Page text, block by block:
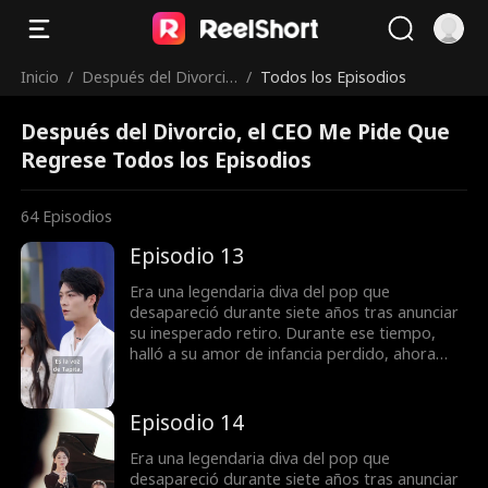
Inicio / Después del Divorci
e Regrese
/ Todos los Episodios
Después del Divorcio, el CEO Me Pide Que
Regrese Todos los Episodios
64 Episodios
Episodio 13
Era una legendaria diva del pop que
desapareció durante siete años tras anunciar
su inesperado retiro. Durante ese tiempo,
halló a su amor de infancia perdido, ahora
entrega absoluta, pero al recuperar la vista, él
volvió a los brazos de su primer amor.
Comprendiendo que era hora de renacer, ella
lo dejó atrás y regresó al escenario con una
Episodio 14
Era una legendaria diva del pop que
desapareció durante siete años tras anunciar